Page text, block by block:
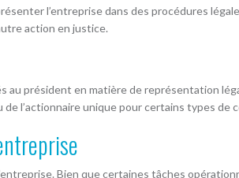
l’entreprise dans des procédures
action en justice.
président en matière de représentation
l’actionnaire unique pour certains types
Bien que certaines tâches